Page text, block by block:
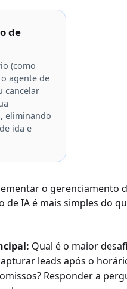
de
(como
agente de
cancelar
eliminando
ida e
o gerenciamento
IA é mais simples do
Qual é o maior
leads após o
Responder a